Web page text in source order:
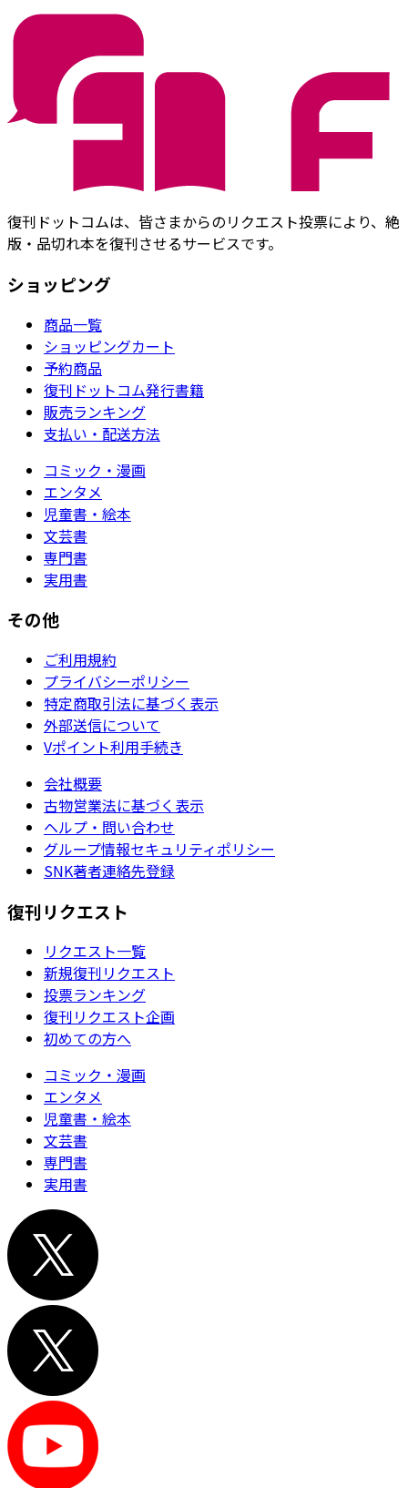
復刊ドットコムは、皆さまからのリクエスト投票により、絶
版・品切れ本を復刊させるサービスです。
ショッピング
商品一覧
ショッピングカート
予約商品
復刊ドットコム発行書籍
販売ランキング
支払い・配送方法
コミック・漫画
エンタメ
児童書・絵本
文芸書
専門書
実用書
その他
ご利用規約
プライバシーポリシー
特定商取引法に基づく表示
外部送信について
Vポイント利用手続き
会社概要
古物営業法に基づく表示
ヘルプ・問い合わせ
グループ情報セキュリティポリシー
SNK著者連絡先登録
復刊リクエスト
リクエスト一覧
新規復刊リクエスト
投票ランキング
復刊リクエスト企画
初めての方へ
コミック・漫画
エンタメ
児童書・絵本
文芸書
専門書
実用書